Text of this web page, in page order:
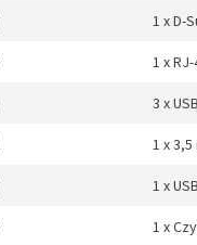
1 x D-
1 x RJ-
3 x
1 x
1 x
1 x